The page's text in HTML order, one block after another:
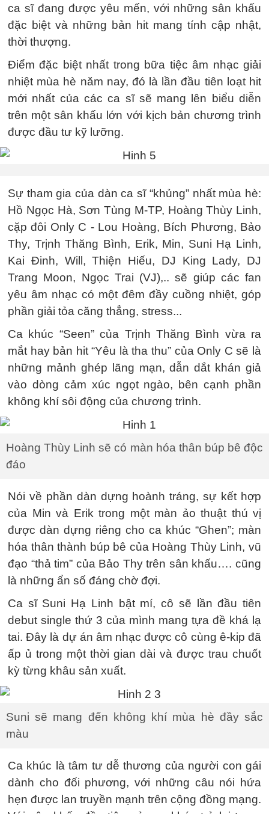
ca sĩ đang được yêu mến, với những sân khấu
đặc biệt và những bản hit mang tính cập nhật,
thời thượng.
Điểm đặc biệt nhất trong bữa tiệc âm nhạc giải
nhiệt mùa hè năm nay, đó là lần đầu tiên loạt hit
mới nhất của các ca sĩ sẽ mang lên biểu diễn
trên một sân khấu lớn với kịch bản chương trình
được đầu tư kỹ lưỡng.
Sự tham gia của dàn ca sĩ “khủng” nhất mùa hè:
Hồ Ngọc Hà, Sơn Tùng M-TP, Hoàng Thùy Linh,
cặp đôi Only C - Lou Hoàng, Bích Phương, Bảo
Thy, Trịnh Thăng Bình, Erik, Min, Suni Hạ Linh,
Kai Đinh, Will, Thiện Hiếu, DJ King Lady, DJ
Trang Moon, Ngọc Trai (VJ),.. sẽ giúp các fan
yêu âm nhạc có một đêm đầy cuồng nhiệt, góp
phần giải tỏa căng thẳng, stress...
Ca khúc “Seen” của Trịnh Thăng Bình vừa ra
mắt hay bản hit “Yêu là tha thu” của Only C sẽ là
những mảnh ghép lãng mạn, dẫn dắt khán giả
vào dòng cảm xúc ngọt ngào, bên cạnh phần
không khí sôi động của chương trình.
Hoàng Thùy Linh sẽ có màn hóa thân búp bê độc
đáo
Nói về phần dàn dựng hoành tráng, sự kết hợp
của Min và Erik trong một màn ảo thuật thú vị
được dàn dựng riêng cho ca khúc “Ghen”; màn
hóa thân thành búp bê của Hoàng Thùy Linh, vũ
đạo “thả tim” của Bảo Thy trên sân khấu…. cũng
là những ẩn số đáng chờ đợi.
Ca sĩ Suni Hạ Linh bật mí, cô sẽ lần đầu tiên
debut single thứ 3 của mình mang tựa đề khá lạ
tai. Đây là dự án âm nhạc được cô cùng ê-kip đã
ấp ủ trong một thời gian dài và được trau chuốt
kỳ từng khâu sản xuất.
Suni sẽ mang đến không khí mùa hè đầy sắc
màu
Ca khúc là tâm tư dễ thương của người con gái
dành cho đối phương, với những câu nói hứa
hẹn được lan truyền mạnh trên cộng đồng mạng.